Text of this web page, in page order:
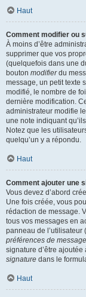
Haut
Comment modifier ou
À moins d’être
supprimer que vos
(quelquefois dans une
bouton modifierdu
message, un petit texte
modifié, le nombre de
dernière modification.
administrateur modifie
une note indiquant
Notez que les
quelqu’un y a répondu.
Haut
Comment ajouter une
Vous devez d’abord
Une fois créée, vous
rédaction de message.
tous vos messages en
panneau de l’utilisateur
préférences de message
signature d’être
signature dans le
Haut